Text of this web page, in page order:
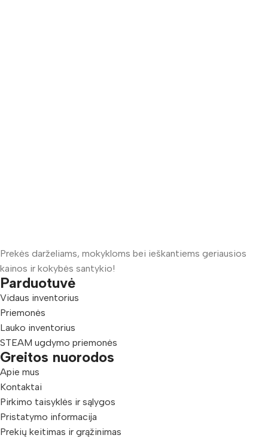
Prekės darželiams, mokykloms bei ieškantiems geriausios
kainos ir kokybės santykio!
Parduotuvė
Vidaus inventorius
Priemonės
Lauko inventorius
STEAM ugdymo priemonės
Greitos nuorodos
Apie mus
Kontaktai
Pirkimo taisyklės ir sąlygos
Pristatymo informacija
Prekių keitimas ir grąžinimas